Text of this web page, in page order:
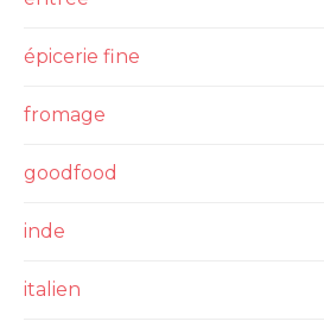
épicerie fine
fromage
goodfood
inde
italien